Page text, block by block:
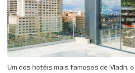
Um dos hotéis mais famosos de Madri,